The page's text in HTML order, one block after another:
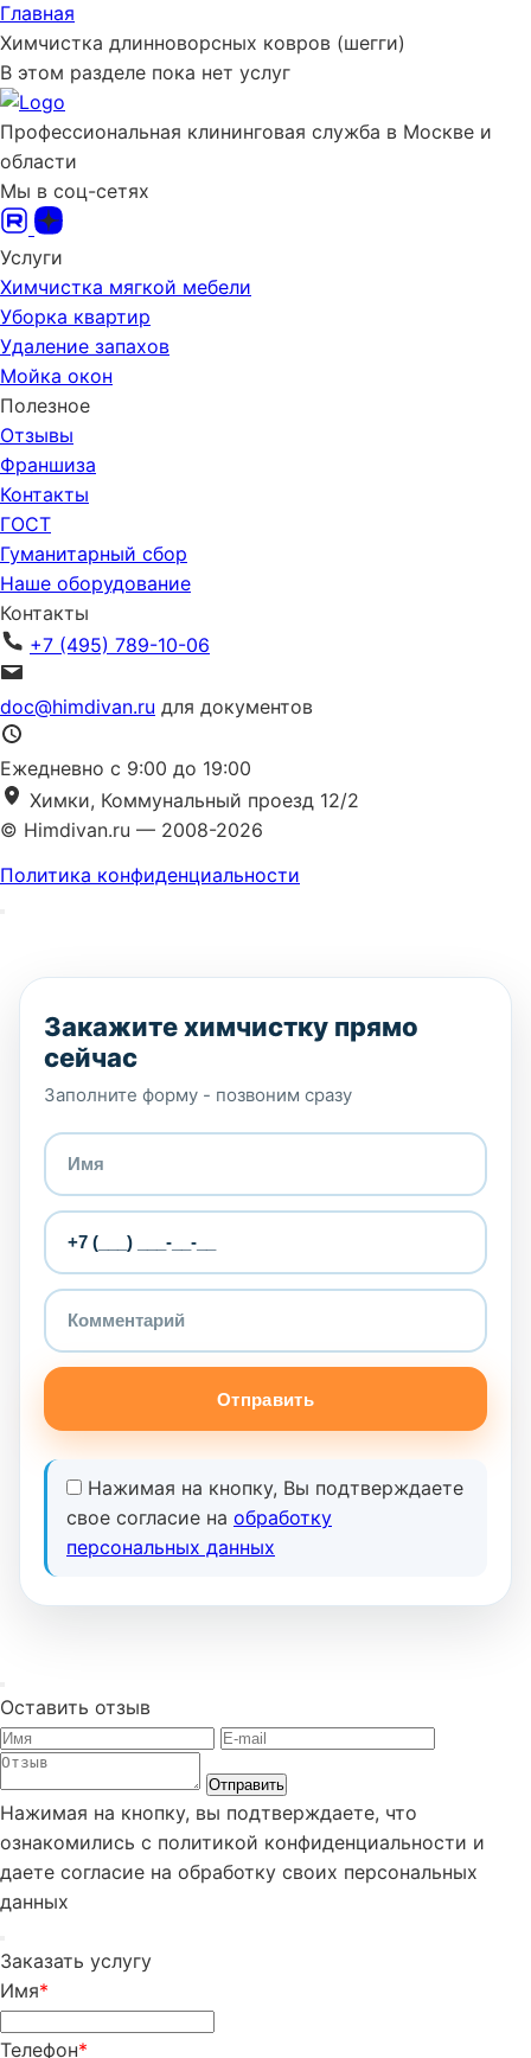
Главная
Химчистка длинноворсных ковров (шегги)
В этом разделе пока нет услуг
Профессиональная клининговая служба в Москве и
области
Мы в соц-сетях
Услуги
Химчистка мягкой мебели
Уборка квартир
Удаление запахов
Мойка окон
Полезное
Отзывы
Франшиза
Контакты
ГОСТ
Гуманитарный сбор
Наше оборудование
Контакты
+7 (495) 789-10-06
doc@himdivan.ru для документов
Ежедневно с 9:00 до 19:00
Химки, Коммунальный проезд 12/2
© Himdivan.ru — 2008-2026
Политика конфиденциальности
Закажите химчистку прямо
сейчас
Заполните форму - позвоним сразу
Отправить
Нажимая на кнопку, Вы подтверждаете
свое согласие на обработку
персональных данных
Оставить отзыв
Отправить
Нажимая на кнопку, вы подтверждаете, что
ознакомились с политикой конфиденциальности и
даете согласие на обработку своих персональных
данных
Заказать услугу
Имя*
Телефон*